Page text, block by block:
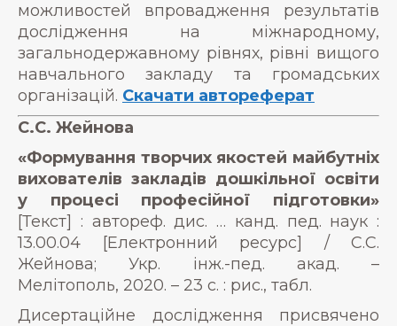
можливостей впровадження результатів
дослідження на міжнародному,
загальнодержавному рівнях, рівні вищого
навчального закладу та громадських
організацій. Скачати автореферат
С.С. Жейнова
«Формування творчих якостей майбутніх
вихователів закладів дошкільної освіти
у процесі професійної підготовки»
[Текст] : автореф. дис. … канд. пед. наук :
13.00.04 [Електронний ресурс] / С.С.
Жейнова; Укр. інж.-пед. акад. –
Мелітополь, 2020. – 23 с. : рис., табл.
Дисертаційне дослідження присвячено